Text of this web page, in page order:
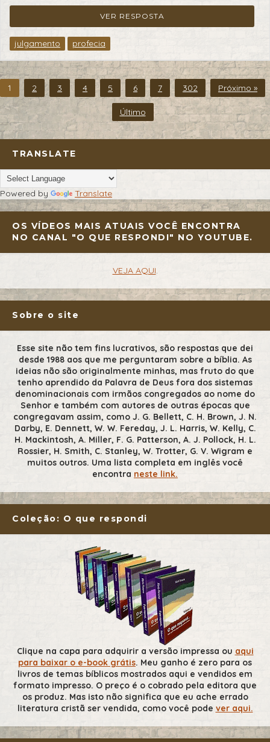
VER RESPOSTA
julgamento profecia
1 2 3 4 5 6 7 302 Próximo »
Último
TRANSLATE
Powered by Translate
OS VÍDEOS MAIS ATUAIS VOCÊ ENCONTRA
NO CANAL "O QUE RESPONDI" NO YOUTUBE.
VEJA AQUI.
Sobre o site
Esse site não tem fins lucrativos, são respostas que dei
desde 1988 aos que me perguntaram sobre a bíblia. As
ideias não são originalmente minhas, mas fruto do que
tenho aprendido da Palavra de Deus fora dos sistemas
denominacionais com irmãos congregados ao nome do
Senhor e também com autores de outras épocas que
congregavam assim, como J. G. Bellett, C. H. Brown, J. N.
Darby, E. Dennett, W. W. Fereday, J. L. Harris, W. Kelly, C.
H. Mackintosh, A. Miller, F. G. Patterson, A. J. Pollock, H. L.
Rossier, H. Smith, C. Stanley, W. Trotter, G. V. Wigram e
muitos outros. Uma lista completa em inglês você
encontra neste link.
Coleção: O que respondi
Clique na capa para adquirir a versão impressa ou aqui
para baixar o e-book grátis. Meu ganho é zero para os
livros de temas bíblicos mostrados aqui e vendidos em
formato impresso. O preço é o cobrado pela editora que
os produz. Mas isto não significa que eu ache errado
literatura cristã ser vendida, como você pode ver aqui.